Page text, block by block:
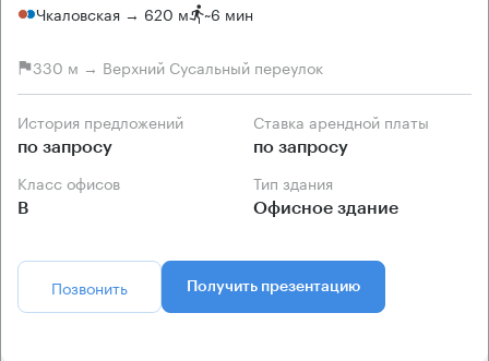
Чкаловская → 620 м ~6 мин
330 м → Верхний Сусальный переулок
История предложений
по запросу
Ставка арендной платы
по запросу
Класс офисов
B
Тип здания
Офисное здание
Позвонить Получить презентацию